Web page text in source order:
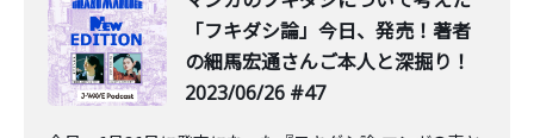
「フキダシ論」今日、発売！著者
の細馬宏通さんご本人と深掘り！
2023/06/26 #47